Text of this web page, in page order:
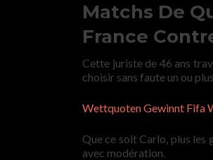
Matchs De
France
Cette juriste de 46 ans
choisir sans faute un ou
Wettquoten Gewinnt Fifa
Que ce soit Carlo, plus les
avec modération.